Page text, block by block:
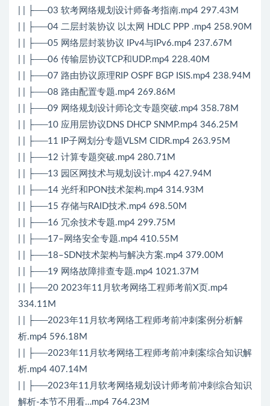
| | ├──03 软考网络规划设计师备考指南.mp4 297.43M
| | ├──04 二层封装协议 以太网 HDLC PPP .mp4 258.90M
| | ├──05 网络层封装协议 IPv4与IPv6.mp4 237.67M
| | ├──06 传输层协议TCP和UDP.mp4 228.40M
| | ├──07 路由协议原理RIP OSPF BGP ISIS.mp4 238.94M
| | ├──08 路由配置专题.mp4 269.86M
| | ├──09 网络规划设计师论文专题突破.mp4 358.78M
| | ├──10 应用层协议DNS DHCP SNMP.mp4 346.25M
| | ├──11 IP子网划分专题VLSM CIDR.mp4 263.95M
| | ├──12 计算专题突破.mp4 280.71M
| | ├──13 园区网技术与规划设计.mp4 427.94M
| | ├──14 光纤和PON技术架构.mp4 314.93M
| | ├──15 存储与RAID技术.mp4 698.50M
| | ├──16 冗余技术专题.mp4 299.75M
| | ├──17–网络安全专题.mp4 410.55M
| | ├──18–SDN技术架构与解决方案.mp4 379.00M
| | ├──19 网络故障排查专题.mp4 1021.37M
| | ├──20 2023年11月软考网络工程师考前X页.mp4
334.11M
| | ├──2023年11月软考网络工程师考前冲刺案例分析解
析.mp4 596.18M
| | ├──2023年11月软考网络工程师考前冲刺案综合知识解
析.mp4 407.14M
| | ├──2023年11月软考网络规划设计师考前冲刺综合知识
解析-本节不用看…mp4 764.23M